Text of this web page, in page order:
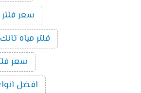
سعر فلتر مياه 7
فلتر مياه تانك 7 مراحل
سعر فلتر
افضل انواع